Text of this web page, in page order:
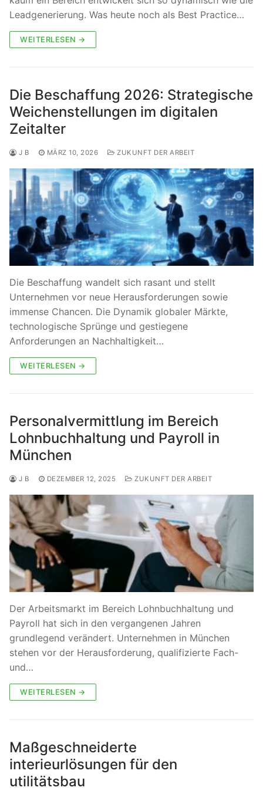
Leadgenerierung. Was heute noch als Best Practice…
WEITERLESEN →
Die Beschaffung 2026: Strategische
Weichenstellungen im digitalen
Zeitalter
J B MÄRZ 10, 2026 ZUKUNFT DER ARBEIT
Die Beschaffung wandelt sich rasant und stellt
Unternehmen vor neue Herausforderungen sowie
immense Chancen. Die Dynamik globaler Märkte,
technologische Sprünge und gestiegene
Anforderungen an Nachhaltigkeit…
WEITERLESEN →
Personalvermittlung im Bereich
Lohnbuchhaltung und Payroll in
München
J B DEZEMBER 12, 2025 ZUKUNFT DER ARBEIT
Der Arbeitsmarkt im Bereich Lohnbuchhaltung und
Payroll hat sich in den vergangenen Jahren
grundlegend verändert. Unternehmen in München
stehen vor der Herausforderung, qualifizierte Fach-
und…
WEITERLESEN →
Maßgeschneiderte
interieurlösungen für den
utilitätsbau